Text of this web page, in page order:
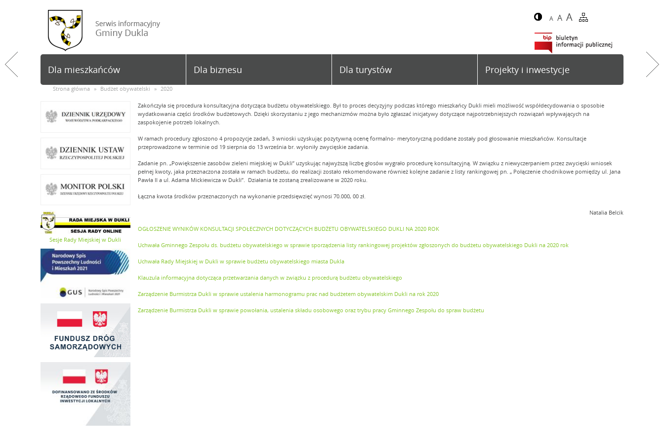
A A A
Dla mieszkańców Dla biznesu Dla turystów Projekty i inwestycje
Strona główna » Budżet obywatelski » 2020
Sesje Rady Miejskiej w Dukli
Zakończyła się procedura konsultacyjna dotycząca budżetu obywatelskiego. Był to proces decyzyjny podczas którego mieszkańcy Dukli mieli możliwość współdecydowania o sposobie
wydatkowania części środków budżetowych. Dzięki skorzystaniu z jego mechanizmów można było zgłaszać inicjatywy dotyczące najpotrzebniejszych rozwiązań wpływających na
zaspokojenie potrzeb lokalnych.
W ramach procedury zgłoszono 4 propozycje zadań, 3 wnioski uzyskując pozytywną ocenę formalno- merytoryczną poddane zostały pod głosowanie mieszkańców. Konsultacje
przeprowadzone w terminie od 19 sierpnia do 13 września br. wyłoniły zwycięskie zadania.
Zadanie pn. „Powiększenie zasobów zieleni miejskiej w Dukli” uzyskując najwyższą liczbę głosów wygrało procedurę konsultacyjną. W związku z niewyczerpaniem przez zwycięski wniosek
pełnej kwoty, jaka przeznaczona została w ramach budżetu, do realizacji zostało rekomendowane również kolejne zadanie z listy rankingowej pn. „ Połączenie chodnikowe pomiędzy ul. Jana
Pawła II a ul. Adama Mickiewicza w Dukli”. Działania te zostaną zrealizowane w 2020 roku.
Łączna kwota środków przeznaczonych na wykonanie przedsięwzięć wynosi 70.000, 00 zł.
Natalia Belcik
OGŁOSZENIE WYNIKÓW KONSULTACJI SPOŁECZNYCH DOTYCZĄCYCH BUDŻETU OBYWATELSKIEGO DUKLI NA 2020 ROK
Uchwała Gminnego Zespołu ds. budżetu obywatelskiego w sprawie sporządzenia listy rankingowej projektów zgłoszonych do budżetu obywatelskiego Dukli na 2020 rok
Uchwała Rady Miejskiej w Dukli w sprawie budżetu obywatelskiego miasta Dukla
Klauzula informacyjna dotycząca przetwarzania danych w związku z procedurą budżetu obywatelskiego
Zarządzenie Burmistrza Dukli w sprawie ustalenia harmonogramu prac nad budżetem obywatelskim Dukli na rok 2020
Zarządzenie Burmistrza Dukli w sprawie powołania, ustalenia składu osobowego oraz trybu pracy Gminnego Zespołu do spraw budżetu